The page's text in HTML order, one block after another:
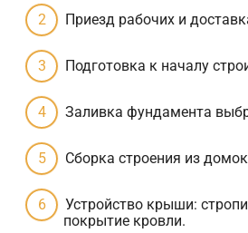
Приезд рабочих и
Подготовка к началу
Заливка фундамента
Сборка строения из
Устройство крыши:
покрытие кровли.